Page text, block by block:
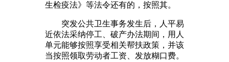
生检疫法》等法令还有的，按照其。
突发公共卫生事务发生后，人平易
近依法采纳停工、破产办法期间，用人
单元能够按照享受相关帮扶政策，并该
当按照领取劳动者工资、发放糊口费。